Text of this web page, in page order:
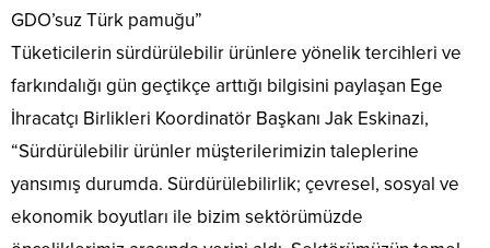
GDO’suz Türk pamuğu”
Tüketicilerin sürdürülebilir ürünlere yönelik tercihleri ve
farkındalığı gün geçtikçe arttığı bilgisini paylaşan Ege
İhracatçı Birlikleri Koordinatör Başkanı Jak Eskinazi,
“Sürdürülebilir ürünler müşterilerimizin taleplerine
yansımış durumda. Sürdürülebilirlik; çevresel, sosyal ve
ekonomik boyutları ile bizim sektörümüzde